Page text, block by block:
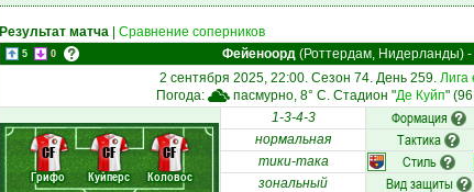
Результат матча Сравнение соперников
5 0 Фейеноорд(Роттердам, Нидерланды)-
2 сентября 2025, 22:00. Сезон 74. День 259. Лига
Погода:
пасмурно, 8° C. Стадион "Де Куйп"
Грифо Куйперс Коловос
CF CF CF
1-3-4-3 Формация
нормальная Тактика
тики-така
Стиль
зональный
Вид защиты